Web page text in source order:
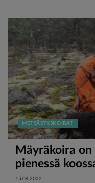
METSÄSTYSKOIRAT
Mäyräkoira
pienessä
15.04.2022